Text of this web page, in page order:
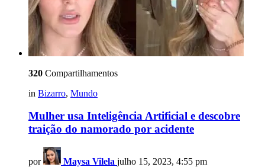
320 Compartilhamentos
in Bizarro, Mundo
Mulher usa Inteligência Artificial e descobre
traição do namorado por acidente
por Maysa Vilela julho 15, 2023, 4:55 pm